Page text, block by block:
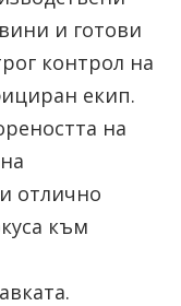
и готови
контрол на
екип.
на
отлично
към